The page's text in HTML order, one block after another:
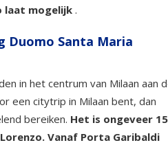
laat mogelijk .
Duomo Santa Maria
in het centrum van Milaan aan
een citytrip in Milaan bent, dan
bereiken. Het is ongeveer 15
Vanaf Porta Garibaldi